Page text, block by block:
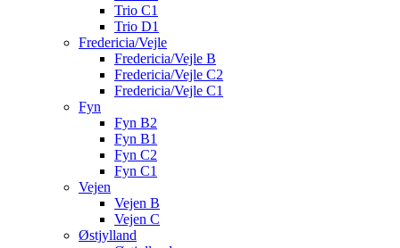
Trio C1
Trio D1
Fredericia/Vejle
Fredericia/Vejle B
Fredericia/Vejle C2
Fredericia/Vejle C1
Fyn
Fyn B2
Fyn B1
Fyn C2
Fyn C1
Vejen
Vejen B
Vejen C
Østjylland